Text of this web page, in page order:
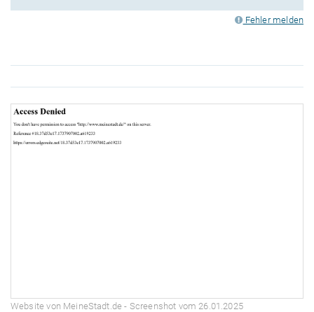
Fehler melden
Website von MeineStadt.de - Screenshot vom 26.01.2025